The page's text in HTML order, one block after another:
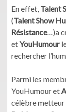
En effet, Talent
(Talent Show
Résistance…)a
etYouHumour
rechercher
Parmi les
YouHumour et
célèbre metteur